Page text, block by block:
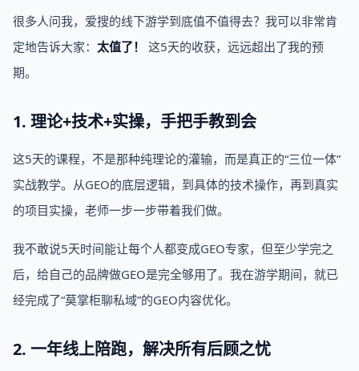
很多人问我，爱搜的线下游学到底值不值得去？我可以非常肯
定地告诉大家： 太值了！
这5天的收获，远远超出了我的预
期。
1. 理论+技术+实操，手把手教到会
这5天的课程，不是那种纯理论的灌输，而是真正的“三位一体”
实战教学。从GEO的底层逻辑，到具体的技术操作，再到真实
的项目实操，老师一步一步带着我们做。
我不敢说5天时间能让每个人都变成GEO专家，但至少学完之
后，给自己的品牌做GEO是完全够用了。我在游学期间，就已
经完成了“莫掌柜聊私域”的GEO内容优化。
2. 一年线上陪跑，解决所有后顾之忧